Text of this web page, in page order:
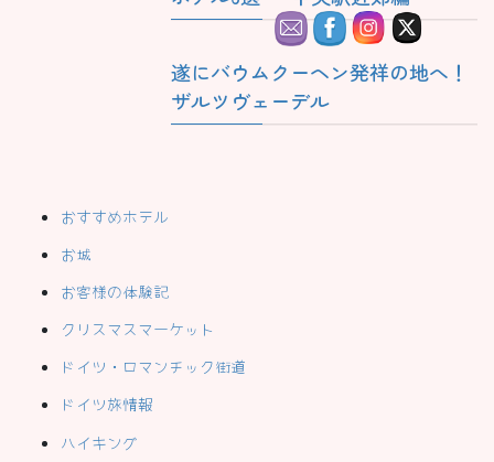
遂にバウムクーヘン発祥の地へ！
ザルツヴェーデル
おすすめホテル
お城
お客様の体験記
クリスマスマーケット
ドイツ・ロマンチック街道
ドイツ旅情報
ハイキング